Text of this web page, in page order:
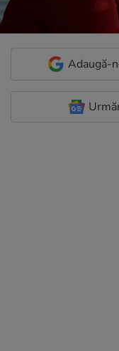
Adaugă-